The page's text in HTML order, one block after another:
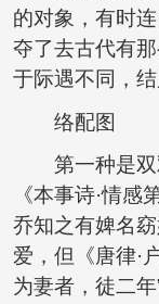
的对象，有时
夺了去古代有
于际遇不同，
络配图
第一种是双
《本事诗·情
乔知之有婢名
爱，但《唐律·
为妻者，徒二